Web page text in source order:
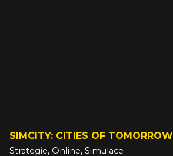
SIMCITY: CITIES OF TOMORROW
Strategie, Online, Simulace